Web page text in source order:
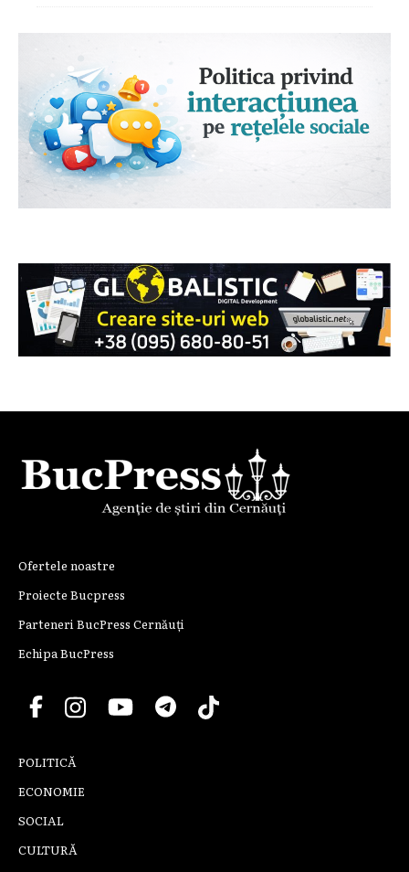
Ofertele noastre
Proiecte Bucpress
Parteneri BucPress Cernăuți
Echipa BucPress
POLITICĂ
ECONOMIE
SOCIAL
CULTURĂ